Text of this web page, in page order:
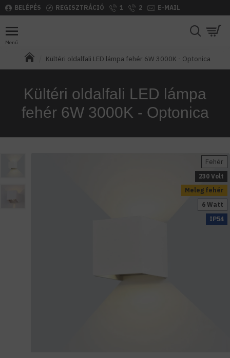
BELÉPÉS REGISZTRÁCIÓ 1 2 E-MAIL
Kültéri oldalfali LED lámpa fehér 6W 3000K - Optonica
Kültéri oldalfali LED lámpa
fehér 6W 3000K - Optonica
Meleg fehér
6 Watt
Fehér
230 Volt
IP54